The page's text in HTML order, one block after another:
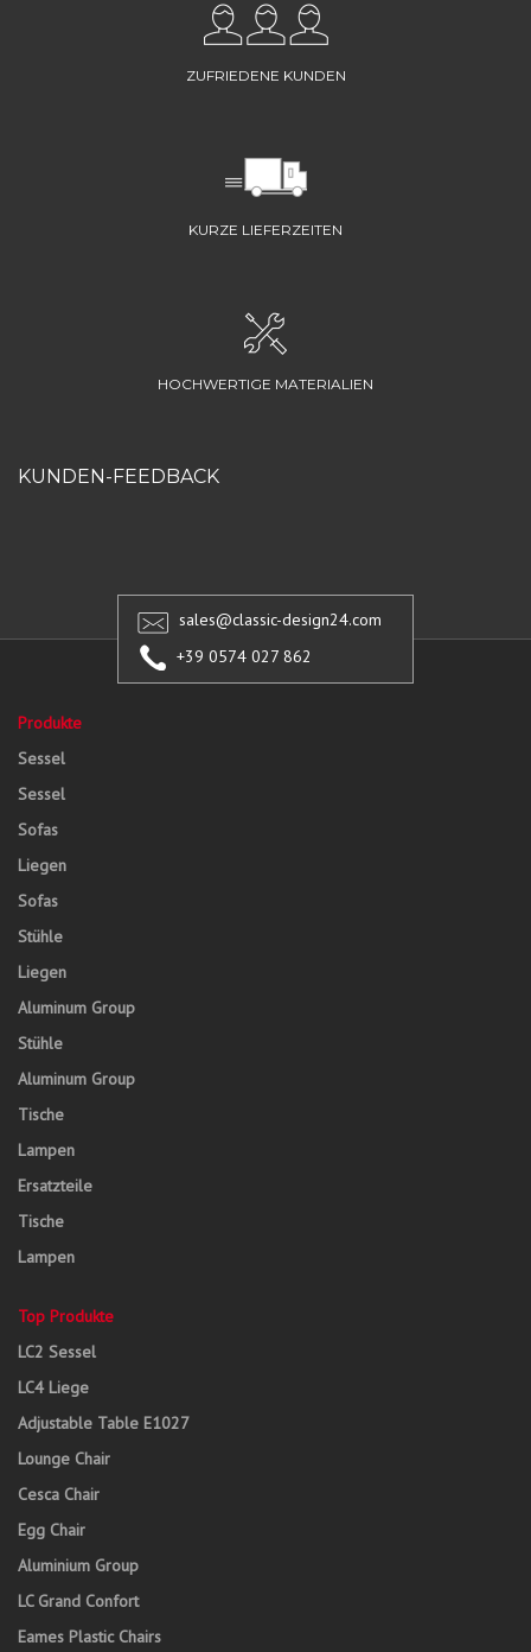
ZUFRIEDENE KUNDEN
KURZE LIEFERZEITEN
HOCHWERTIGE MATERIALIEN
KUNDEN-FEEDBACK
sales@classic-design24.com
+39 0574 027 862
Produkte
Sessel
Sessel
Sofas
Liegen
Sofas
Stühle
Liegen
Aluminum Group
Stühle
Aluminum Group
Tische
Lampen
Ersatzteile
Tische
Lampen
Top Produkte
LC2 Sessel
LC4 Liege
Adjustable Table E1027
Lounge Chair
Cesca Chair
Egg Chair
Aluminium Group
LC Grand Confort
Eames Plastic Chairs